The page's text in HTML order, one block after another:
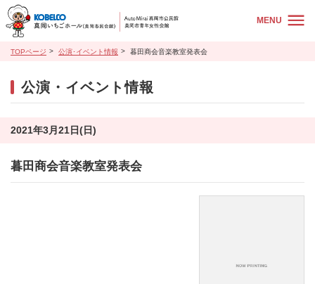
MENU
TOPページ 公演･イベント情報 暮田商会音楽教室発表会
公演・イベント情報
2021年3月21日(日)
暮田商会音楽教室発表会